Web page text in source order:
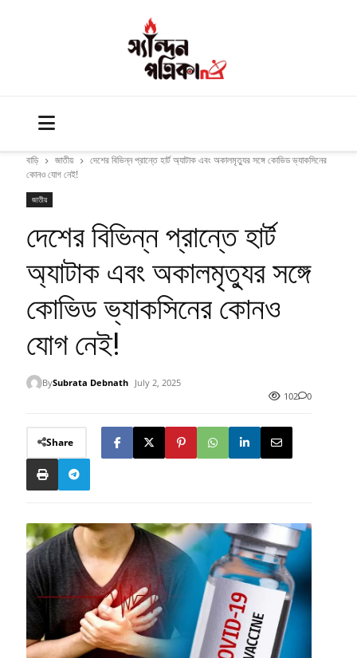
বাড়ি জাতীয়
দেশের বিভিন্ন প্রান্তে হার্ট অ্যাটাক এবং অকালমৃত্যুর সঙ্গে কোভিড ভ্যাকসিনের
কোনও যোগ নেই!
জাতীয়
দেশের বিভিন্ন প্রান্তে হার্ট
অ্যাটাক এবং অকালমৃত্যুর সঙ্গে
কোভিড ভ্যাকসিনের কোনও
যোগ নেই!
BySubrata Debnath
July 2, 2025
102
0
Share